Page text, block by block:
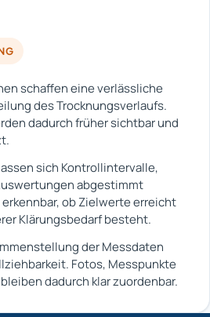
schaffen eine verlässliche
des Trocknungsverlaufs.
dadurch früher sichtbar und
sich Kontrollintervalle,
abgestimmt
ob Zielwerte erreicht
Klärungsbedarf besteht.
der Messdaten
Fotos, Messpunkte
dadurch klar zuordenbar.